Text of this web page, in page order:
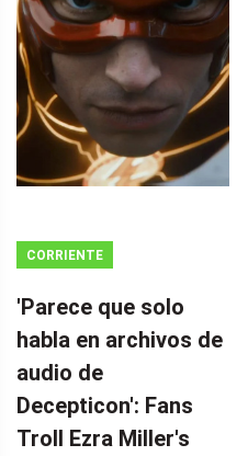
CORRIENTE
'Parece que solo
habla en archivos de
audio de
Decepticon': Fans
Troll Ezra Miller's